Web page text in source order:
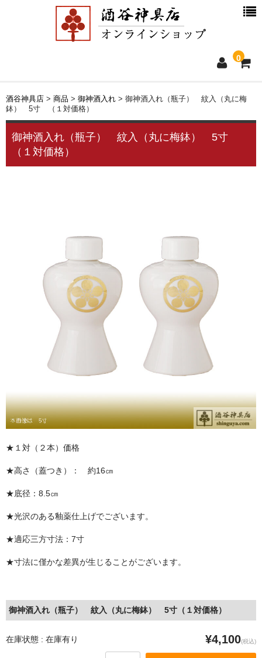
0
ホーム
新着情報
お問い合わせ
ユーザーログイン
酒谷神具店 > 商品 > 御神酒入れ > 御神酒入れ（瓶子） 紋入（丸に梅
鉢） 5寸 （１対価格）
御神酒入れ（瓶子） 紋入（丸に梅鉢） 5寸
（１対価格）
★１対（２本）価格
★高さ（蓋つき）： 約16㎝
★底径：8.5㎝
★光沢のある釉薬仕上げでございます。
★適応三方寸法：7寸
★寸法に僅かな差異が生じることがございます。
御神酒入れ（瓶子） 紋入（丸に梅鉢） 5寸（１対価格）
在庫状態 : 在庫有り ¥4,100(税込)